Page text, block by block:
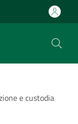
e custodia